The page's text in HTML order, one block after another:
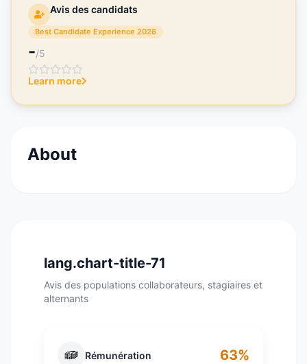
Avis des candidats
Best Candidate Experience 2026
-/5
Learn more
About
une marque de la branche Parfums et
Cosmétiques du groupe LVMH.
lang.chart-title-71
Avis des populations collaborateurs, stagiaires et
alternants
Rémunération 63%